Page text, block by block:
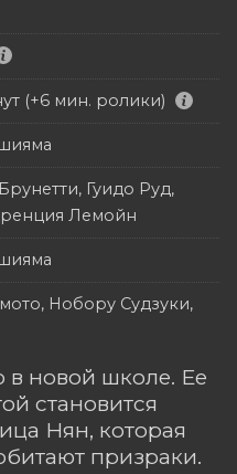
(+6 мин. ролики)
Гуидо Руд,
Лемойн
Нобору Судзуки,
в новой школе. Ее
становится
Нян, которая
призраки.